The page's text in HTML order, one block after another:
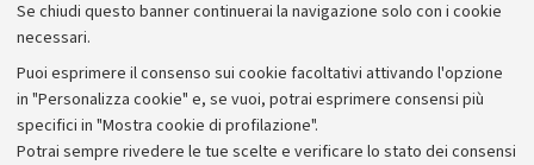
Se chiudi questo banner continuerai la navigazione solo con i cookie
necessari.
Puoi esprimere il consenso sui cookie facoltativi attivando l'opzione
in "Personalizza cookie" e, se vuoi, potrai esprimere consensi più
specifici in "Mostra cookie di profilazione".
Potrai sempre rivedere le tue scelte e verificare lo stato dei consensi
Bandi, gare e concorsi
Albo online
Amministrazione trasparente